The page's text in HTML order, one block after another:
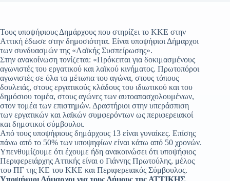
Τους υποψήφιους Δημάρχους που στηρίζει το ΚΚΕ στην
Αττική έδωσε στην δημοσιότητα. Είναι υποψήφιοι Δήμαρχοι
των συνδυασμών της «Λαϊκής Συσπείρωσης».
Στην ανακοίνωση τονίζεται: «Πρόκειται για δοκιμασμένους
αγωνιστές του εργατικού και λαϊκού κινήματος. Πρωτοπόροι
αγωνιστές σε όλα τα μέτωπα του αγώνα, στους τόπους
δουλειάς, στους εργατικούς κλάδους του ιδιωτικού και του
δημόσιου τομέα, στους αγώνες των αυτοαπασχολουμένων,
στον τομέα των επιστημών. Δραστήριοι στην υπεράσπιση
των εργατικών και λαϊκών συμφερόντων ως περιφερειακοί
και δημοτικοί σύμβουλοι.
Από τους υποψήφιους δημάρχους 13 είναι γυναίκες. Επίσης
πάνω από το 50% των υποψηφίων είναι κάτω από 50 χρονών.
Υπενθυμίζουμε ότι έχουμε ήδη ανακοινώσει ότι υποψήφιος
Περιφερειάρχης Αττικής είναι ο Γιάννης Πρωτούλης, μέλος
του ΠΓ της ΚΕ του ΚΚΕ και Περιφερειακός Σύμβουλος.
Υποψήφιοι Δήμαρχοι για τους Δήμους της ΑΤΤΙΚΗΣ